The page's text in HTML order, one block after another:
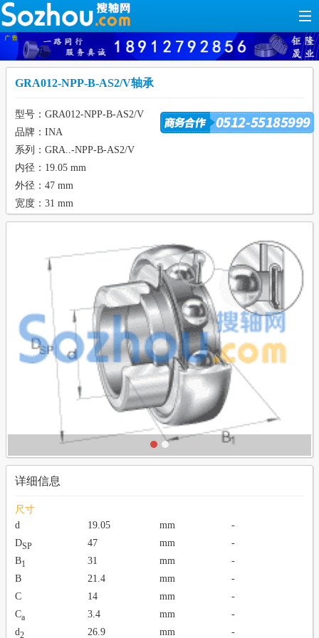
GRA012-NPP-B-AS2/V轴承
型号：GRA012-NPP-B-AS2/V
品牌：INA
系列：GRA..-NPP-B-AS2/V
内径：19.05 mm
外径：47 mm
宽度：31 mm
详细信息
尺寸
d
19.05 mm
-
DSP 47 mm
-
B1 31 mm
-
B
21.4 mm
-
C
14 mm
-
Ca 3.4 mm
-
d2 26.9 mm -